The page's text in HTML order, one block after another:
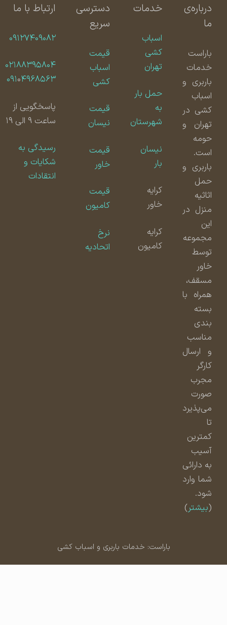
درباره‌ی
باراست
خدمات
باربری و
اسباب
کشی در
تهران و
حومه
است.
باربری و
حمل
اثاثیه
منزل در
مجموعه
توسط
مسقف،
همراه با
بسته
بندی
مناسب
و ارسال
مجرب
صورت
می‌پذیرد
کمترین
آسیب
به دارائی
شما وارد
شود.
بیشتر)
خدمات
اسباب
کشی
تهران
حمل بار
شهرستان
نیسان
کامیون
دسترسی
سریع
قیمت
اسباب
کشی
قیمت
نیسان
قیمت
قیمت
کامیون
اتحادیه
ارتباط با ما
۰۹۱۲۷۴۰۹۰۸۲
۰۲۱۸۸۳۹۵۸۰۴
۰۹۱۰۴۹۶۸۵۶۳
پاسخگویی از
ساعت ۹ الی ۱۹
رسیدگی به
شکایات و
انتقادات
باراست: خدمات باربری و اسباب کشی